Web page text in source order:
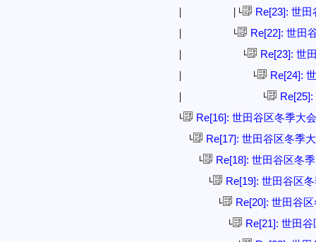
│ │└ Re[23]: 世
│ └ Re[22]: 世田
│ └ Re[23]: 世
│ └ Re[24]:
│ └
└ Re[16]: 世田谷区冬季大会
└ Re[17]: 世田谷区冬季
└ Re[18]: 世田谷区冬
└ Re[19]: 世田谷区
└ Re[20]: 世田谷
└ Re[21]: 世田